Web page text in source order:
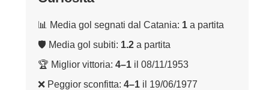
📊 Media gol segnati dal Catania: 1 a partita
🛡 Media gol subiti: 1.2 a partita
🏆 Miglior vittoria: 4–1 il 08/11/1953
❌ Peggior sconfitta: 4–1 il 19/06/1977